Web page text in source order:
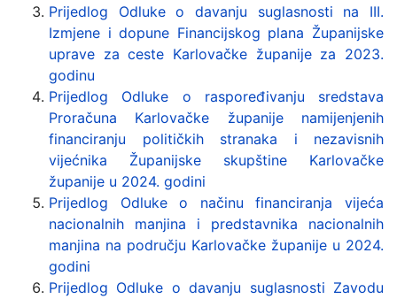
Prijedlog Odluke o davanju suglasnosti na III.
Izmjene i dopune Financijskog plana Županijske
uprave za ceste Karlovačke županije za 2023.
godinu
Prijedlog Odluke o raspoređivanju sredstava
Proračuna Karlovačke županije namijenjenih
financiranju političkih stranaka i nezavisnih
vijećnika Županijske skupštine Karlovačke
županije u 2024. godini
Prijedlog Odluke o načinu financiranja vijeća
nacionalnih manjina i predstavnika nacionalnih
manjina na području Karlovačke županije u 2024.
godini
Prijedlog Odluke o davanju suglasnosti Zavodu